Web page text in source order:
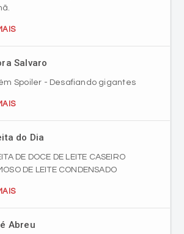
Salvaro
Spoiler - Desafiando gigantes
do Dia
DE DOCE DE LEITE CASEIRO
DE LEITE CONDENSADO
Abreu